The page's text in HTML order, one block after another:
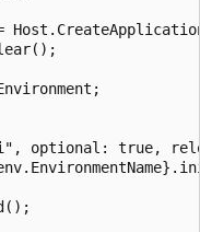
optional: true,